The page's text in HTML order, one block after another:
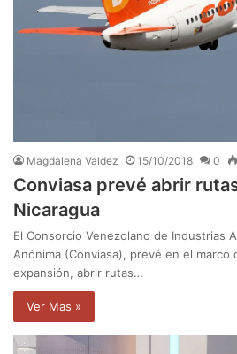
Magdalena Valdez 15/10/2018 0
Conviasa prevé abrir
Nicaragua
El Consorcio Venezolano de Industrias
Anónima (Conviasa), prevé en el marco
expansión, abrir rutas…
Ver Mas »